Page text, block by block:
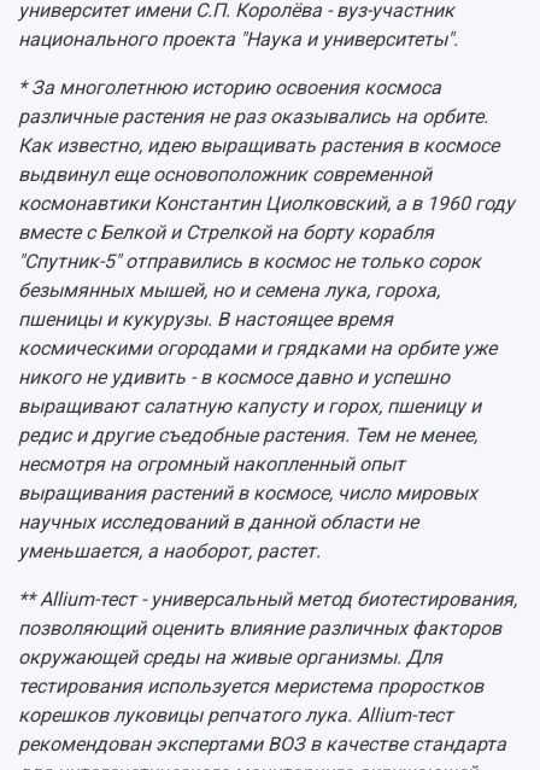
университет имени С.П. Королёва - вуз-участник
национального проекта "Наука и университеты".
* За многолетнюю историю освоения космоса
различные растения не раз оказывались на орбите.
Как известно, идею выращивать растения в космосе
выдвинул еще основоположник современной
космонавтики Константин Циолковский, а в 1960 году
вместе с Белкой и Стрелкой на борту корабля
"Спутник-5" отправились в космос не только сорок
безымянных мышей, но и семена лука, гороха,
пшеницы и кукурузы. В настоящее время
космическими огородами и грядками на орбите уже
никого не удивить - в космосе давно и успешно
выращивают салатную капусту и горох, пшеницу и
редис и другие съедобные растения. Тем не менее,
несмотря на огромный накопленный опыт
выращивания растений в космосе, число мировых
научных исследований в данной области не
уменьшается, а наоборот, растет.
** Allium-тест - универсальный метод биотестирования,
позволяющий оценить влияние различных факторов
окружающей среды на живые организмы. Для
тестирования используется меристема проростков
корешков луковицы репчатого лука. Allium-тест
рекомендован экспертами ВОЗ в качестве стандарта